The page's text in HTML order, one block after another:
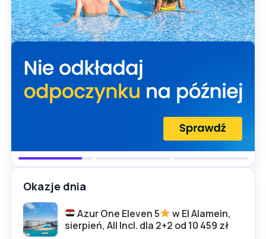
Okazje dnia
Azur One Eleven 5
w El Alamein,
sierpień, All Incl. dla 2+2 od 10 459 zł